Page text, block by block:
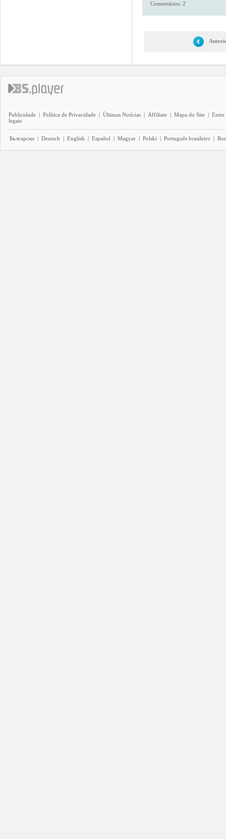
Comentários: 2
Publicidade | Política de Privacidade | Últimas Notícias | Affiliate | Mapa do Site | Entre
legais
Български | Deutsch | English | Español | Magyar | Polski | Português brasileiro |